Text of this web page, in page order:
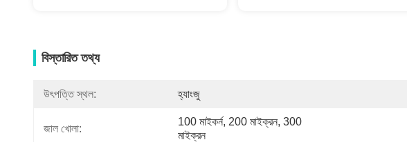
বিস্তারিত তথ্য
উৎপত্তি স্থল: হ্যাংজু
জাল খোলা:
100 মাইকর্ন, 200 মাইক্রন, 300
মাইক্রন